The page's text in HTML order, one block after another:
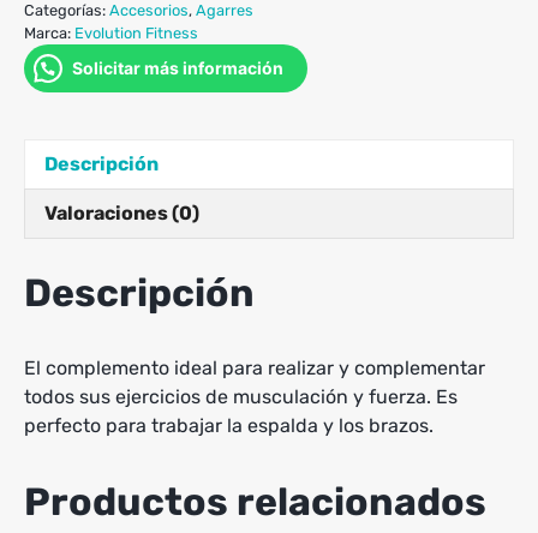
Categorías: Accesorios, Agarres
Marca: Evolution Fitness
Solicitar más información
Descripción
Valoraciones (0)
Descripción
El complemento ideal para realizar y complementar
todos sus ejercicios de musculación y fuerza. Es
perfecto para trabajar la espalda y los brazos.
Productos relacionados